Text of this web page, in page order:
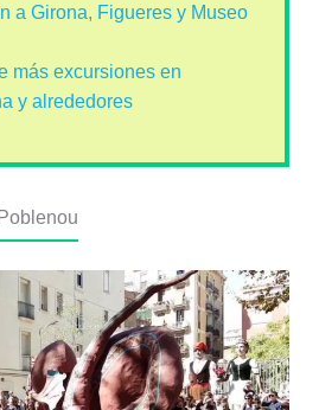
a Girona, Figueres y Museo
más excursiones en
y alrededores